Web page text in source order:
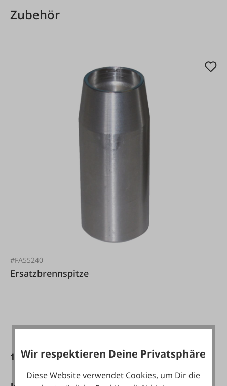
Produktgalerie überspringen
Zubehör
#FA55240
Ersatzbrennspitze
12,95 €*
Wir respektieren Deine Privatsphäre
Diese Website verwendet Cookies, um Dir die